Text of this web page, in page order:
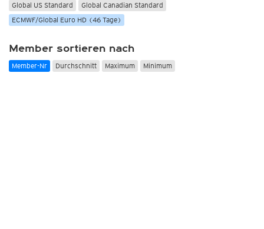
Global US Standard
Global Canadian Standard
ECMWF/Global Euro HD (46 Tage)
Member sortieren nach
Member-Nr Durchschnitt Maximum Minimum